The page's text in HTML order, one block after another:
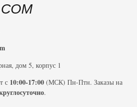
дом 5, корпус 1
с 10:00-17:00 (МСК) Пн-Птн. Заказы на
.